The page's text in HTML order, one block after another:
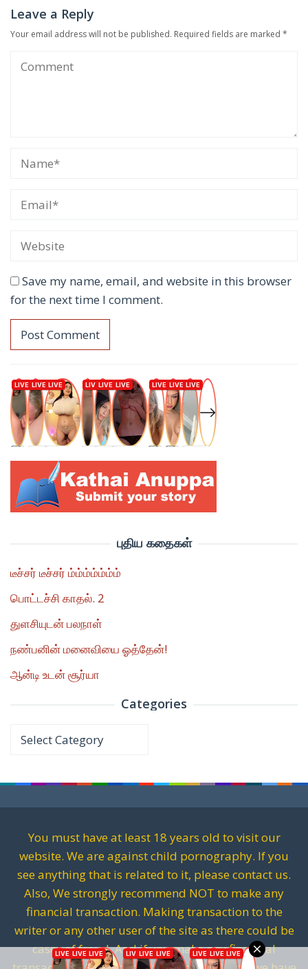
Leave a Reply
Your email address will not be published. Required fields are marked *
Save my name, email, and website in this browser
for the next time I comment.
புதிய கதைகள்
டீச்சர் டீச்சர் ம்ம்ம்ம்ம்ம்ம்
பொட்டச்சி காதல். 2
துளசியுடன் பலநாள்
நண்பனின் மனைவியை ஓத்தேன்!
ஆன்டி உடன் சூர்யா
Categories
Categories
You must have at least 18 years old to visit our
website. We are against child pornography. If you
see anything that is related to it, please contact us.
Also, We strongly recommend NOT to make any
financial transaction. Making transaction to the
writer or any other user of the site as there could be
cases of fraud. And if you make any financial